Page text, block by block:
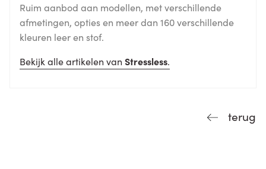
Ruim aanbod aan modellen, met verschillende
afmetingen, opties en meer dan 160 verschillende
kleuren leer en stof.
Bekijk alle artikelen van Stressless.
terug